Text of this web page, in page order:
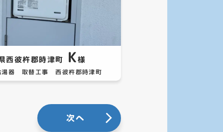
西彼杵郡時津町 K様
湯器 取替工事 西彼杵郡時津町
次へ